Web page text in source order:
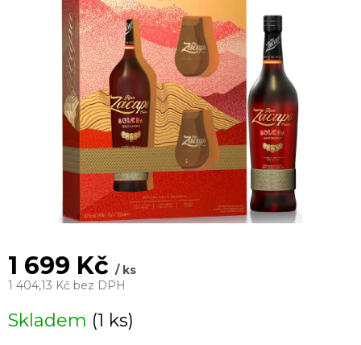
hvězdiček.
1 699 Kč/ ks
1 404,13 Kč bez DPH
cena:
Skladem (1 ks)